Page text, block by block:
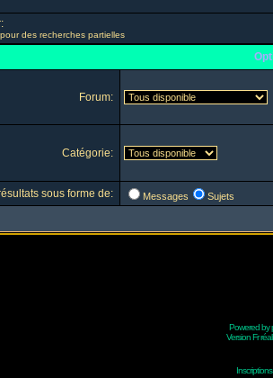
des recherches partielles
Forum:
Catégorie:
sous forme de: Messages Sujets
Powered by
Version Fr